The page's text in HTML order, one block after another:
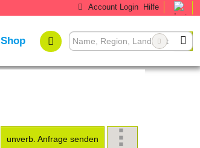
Account Login Hilfe
Shop
unverb. Anfrage senden